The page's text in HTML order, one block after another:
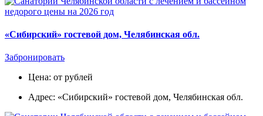
«Сибирский» гостевой дом, Челябинская обл.
Забронировать
Цена: от рублей
Адрес: «Сибирский» гостевой дом, Челябинская обл.